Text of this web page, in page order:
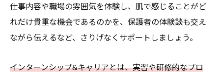
仕事内容や職場の雰囲気を体験し、肌で感じることがど
れだけ貴重な機会であるのかを、保護者の体験談も交え
ながら伝えるなど、さりげなくサポートしましょう。
インターンシップ&キャリアとは、実習や研修的なプロ